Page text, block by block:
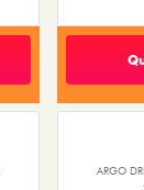
ARGO